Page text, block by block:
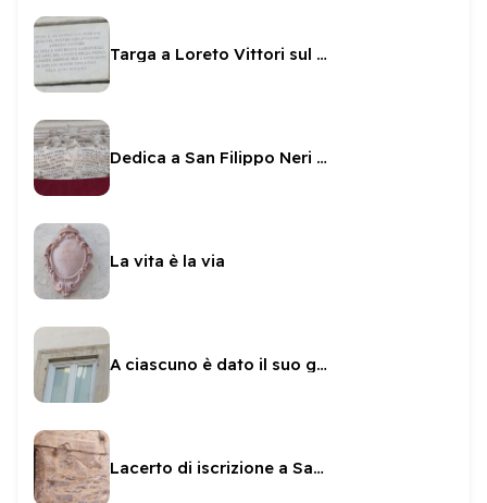
Targa a Loreto Vittori sul Municipio
Dedica a San Filippo Neri e Mondilio Orsini
La vita è la via
A ciascuno è dato il suo giorno
Lacerto di iscrizione a Sante Paolini